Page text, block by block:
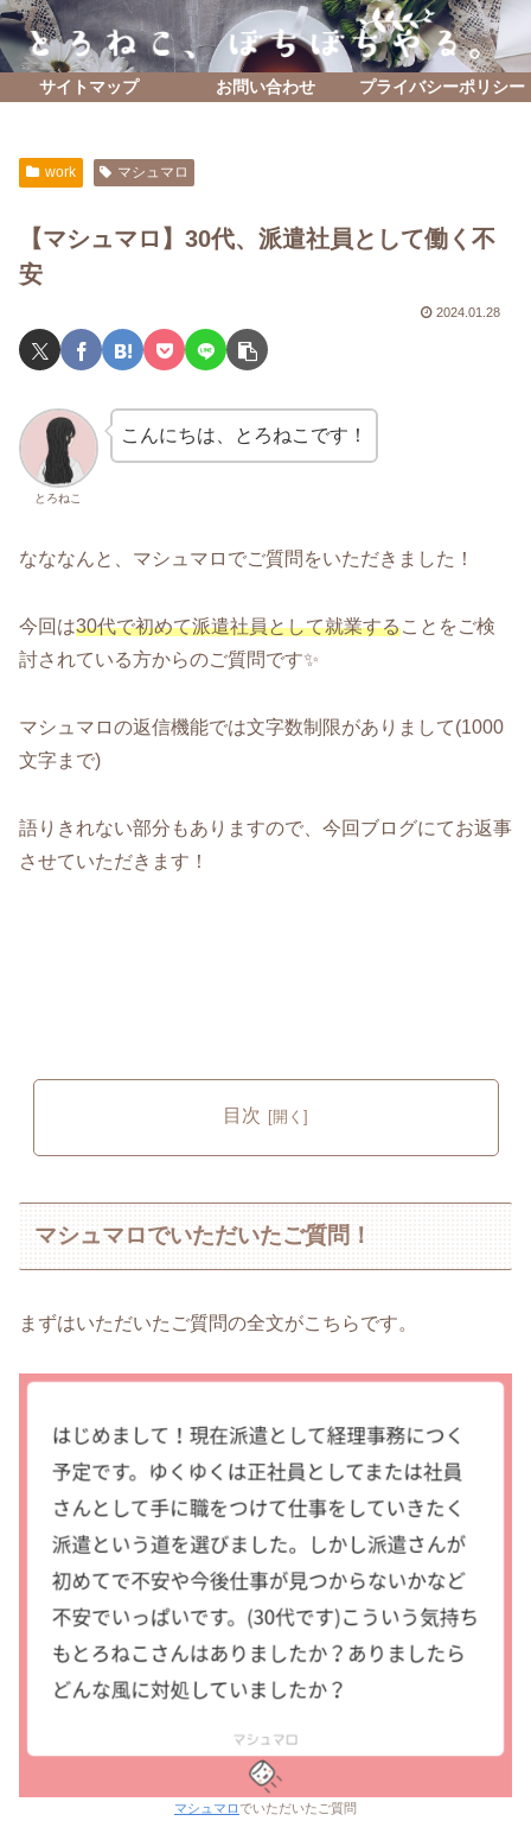
サイトマップ お問い合わせ プライバシーポリシー
work マシュマロ
【マシュマロ】30代、派遣社員として働く不
安
2024.01.28
とろねこ
こんにちは、とろねこです！
なななんと、マシュマロでご質問をいただきました！
今回は30代で初めて派遣社員として就業することをご検
討されている方からのご質問です✨
マシュマロの返信機能では文字数制限がありまして(1000
文字まで)
語りきれない部分もありますので、今回ブログにてお返事
させていただきます！
目次
マシュマロでいただいたご質問！
まずはいただいたご質問の全文がこちらです。
マシュマロ でいただいたご質問